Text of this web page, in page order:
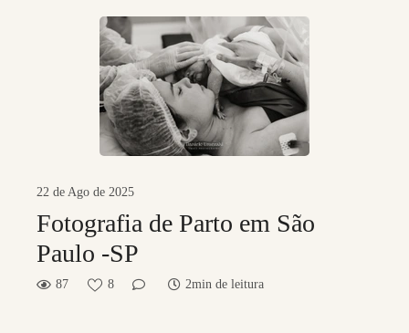
22 de Ago de 2025
Fotografia de Parto em São
Paulo -SP
87 8 2min de leitura